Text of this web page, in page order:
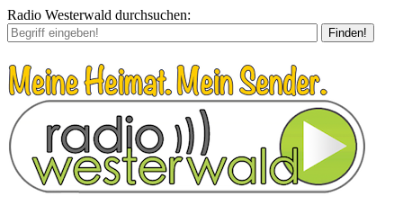
Radio Westerwald durchsuchen:
Finden!